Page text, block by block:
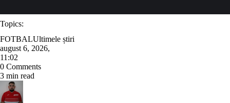
Topics:
FOTBALUltimele știri
august 6, 2026,
11:02
0 Comments
3 min read